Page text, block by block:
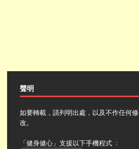
聲明
如要轉載，請列明出處，以及不作任何修
改。
「健身健心」支援以下手機程式 ﹕